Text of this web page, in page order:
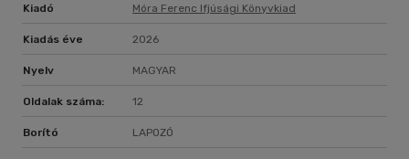
Kiadó Móra Ferenc Ifjúsági Könyvkiad
Kiadás éve 2026
Nyelv MAGYAR
Oldalak száma: 12
Borító LAPOZÓ